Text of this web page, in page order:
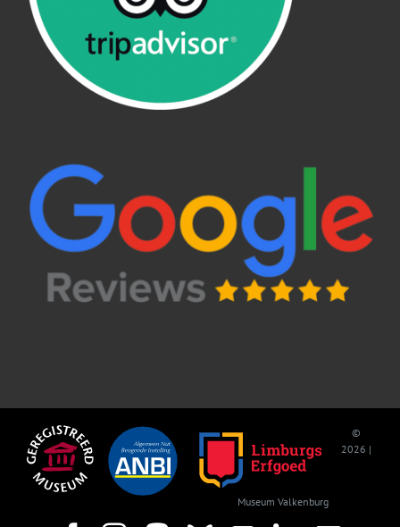
©
2026 |
Museum Valkenburg